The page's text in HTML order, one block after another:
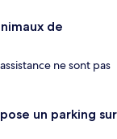
de
ne sont pas
un parking sur